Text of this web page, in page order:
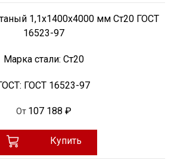
1,1х1400х4000 мм Ст20 ГОСТ
16523-97
Марка стали: Ст20
ГОСТ 16523-97
От 107 188 ₽
Купить